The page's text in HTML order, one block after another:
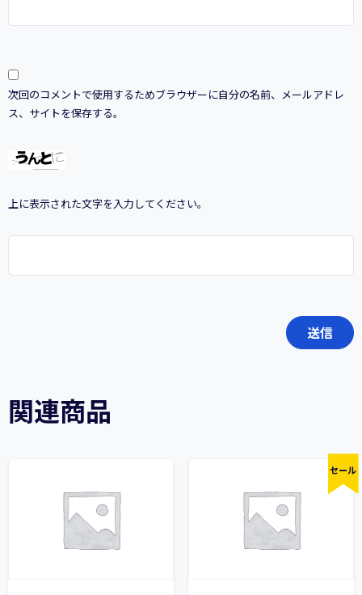
次回のコメントで使用するためブラウザーに自分の名前、メールアドレ
ス、サイトを保存する。
上に表示された文字を入力してください。
関連商品
セール